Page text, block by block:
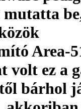
Area-
volt ez a
bárhol